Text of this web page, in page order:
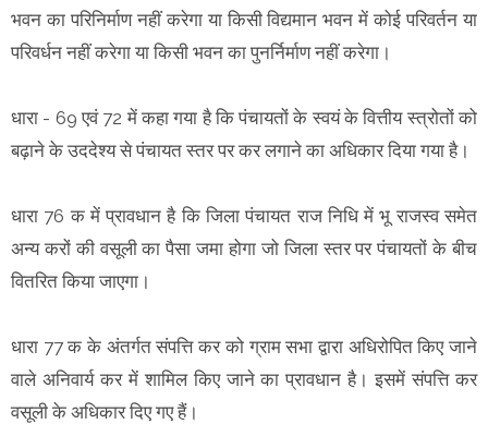
भवन का परिनिर्माण नहीं करेगा या किसी विद्यमान भवन में कोई परिवर्तन या
परिवर्धन नहीं करेगा या किसी भवन का पुनर्निर्माण नहीं करेगा।
धारा - 69 एवं 72 में कहा गया है कि पंचायतों के स्वयं के वित्तीय स्त्रोतों को
बढ़ाने के उददेश्य से पंचायत स्तर पर कर लगाने का अधिकार दिया गया है।
धारा 76 क में प्रावधान है कि जिला पंचायत राज निधि में भू राजस्व समेत
अन्य करों की वसूली का पैसा जमा होगा जो जिला स्तर पर पंचायतों के बीच
वितरित किया जाएगा।
धारा 77 क के अंतर्गत संपत्ति कर को ग्राम सभा द्वारा अधिरोपित किए जाने
वाले अनिवार्य कर में शामिल किए जाने का प्रावधान है। इसमें संपत्ति कर
वसूली के अधिकार दिए गए हैं।